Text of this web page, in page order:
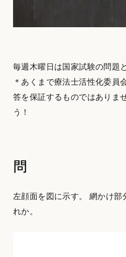
毎週木曜日は国家試験の問題
＊あくまで療法士活性化委員
答を保証するものではありま
う！
問
左顔面を図に示す。 網かけ
れか。